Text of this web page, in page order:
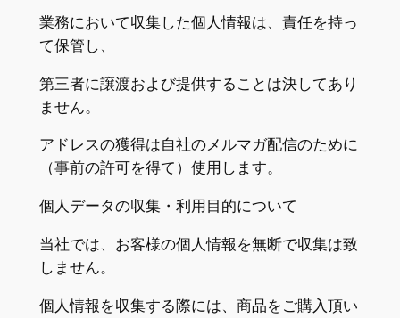
業務において収集した個人情報は、責任を持っ
て保管し、
第三者に譲渡および提供することは決してあり
ません。
アドレスの獲得は自社のメルマガ配信のために
（事前の許可を得て）使用します。
個人データの収集・利用目的について
当社では、お客様の個人情報を無断で収集は致
しません。
個人情報を収集する際には、商品をご購入頂い